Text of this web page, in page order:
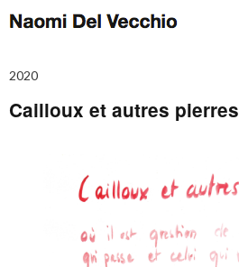
2020
Cailloux et autres pierres